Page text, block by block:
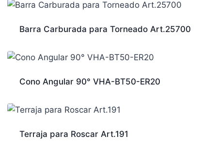
Barra Carburada para Torneado Art.25700
Cono Angular 90° VHA-BT50-ER20
Terraja para Roscar Art.191